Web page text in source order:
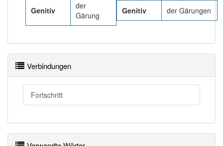
Genitiv
der
Gärung
Genitiv der Gärungen
Verbindungen
Fortschritt